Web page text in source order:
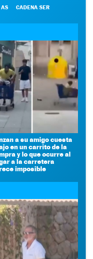
AS CADENA SER
a su amigo cuesta
en un carrito de la
y lo que ocurre al
a la carretera
imposible